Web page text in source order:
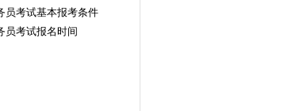
员考试基本报考条件
员考试报名时间